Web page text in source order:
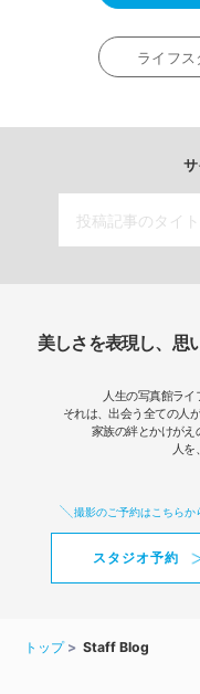
ライフ
美しさを表現し、思
人生の写真館ライ
それは、出会う全ての人
家族の絆とかけがえ
人を
撮影のご予約はこちらか
スタジオ予約
トップ Staff Blog